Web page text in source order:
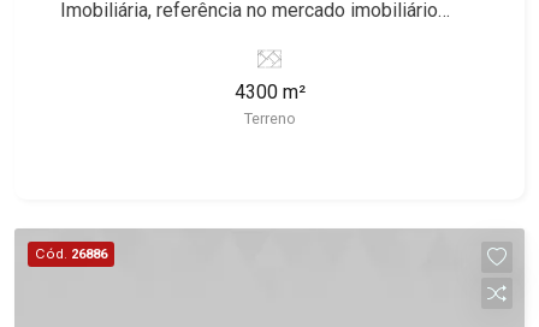
Imobiliária, referência no mercado imobiliário
Avenida João Fiúsa, 1051 - Alto da Boa Vista
4300 m²
Terreno
Cód. 26886